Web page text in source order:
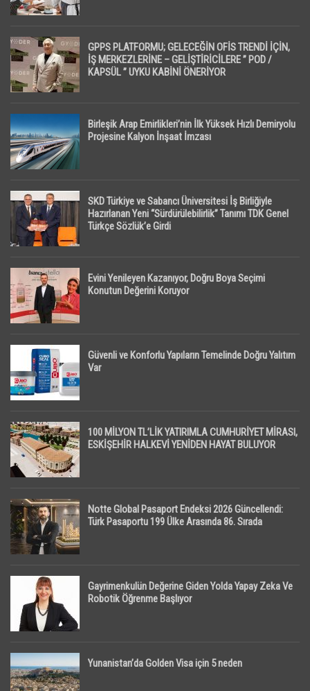
GPPS PLATFORMU; GELECEĞİN OFİS TRENDİ İÇİN,
İŞ MERKEZLERİNE – GELİŞTİRİCİLERE ” POD /
KAPSÜL ” UYKU KABİNİ ÖNERİYOR
Birleşik Arap Emirlikleri’nin İlk Yüksek Hızlı Demiryolu
Projesine Kalyon İnşaat İmzası
SKD Türkiye ve Sabancı Üniversitesi İş Birliğiyle
Hazırlanan Yeni “Sürdürülebilirlik” Tanımı TDK Genel
Türkçe Sözlük’e Girdi
Evini Yenileyen Kazanıyor, Doğru Boya Seçimi
Konutun Değerini Koruyor
Güvenli ve Konforlu Yapıların Temelinde Doğru Yalıtım
Var
100 MİLYON TL’LİK YATIRIMLA CUMHURİYET MİRASI,
ESKİŞEHİR HALKEVİ YENİDEN HAYAT BULUYOR
Notte Global Pasaport Endeksi 2026 Güncellendi:
Türk Pasaportu 199 Ülke Arasında 86. Sırada
Gayrimenkulün Değerine Giden Yolda Yapay Zeka Ve
Robotik Öğrenme Başlıyor
Yunanistan’da Golden Visa için 5 neden